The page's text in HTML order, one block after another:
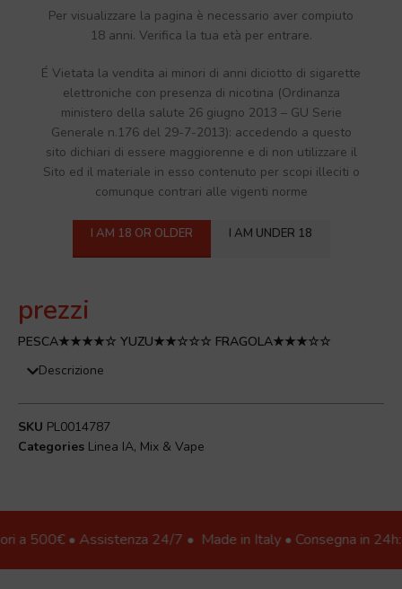
Per visualizzare la pagina è necessario aver compiuto
18 anni. Verifica la tua età per entrare.
É Vietata la vendita ai minori di anni diciotto di sigarette
elettroniche con presenza di nicotina (Ordinanza
ministero della salute 26 giugno 2013 – GU Serie
Generale n.176 del 29-7-2013): accedendo a questo
sito dichiari di essere maggiorenne e di non utilizzare il
Sito ed il materiale in esso contenuto per scopi illeciti o
comunque contrari alle vigenti norme
I AM 18 OR OLDER I AM UNDER 18
Click to enlarge
FRENESIA Mix & Vape [20+40]
Accedi per visualizzare i
prezzi
PESCA★★★★☆ YUZU★★☆☆☆ FRAGOLA★★★☆☆
Descrizione
SKU PL0014787
Categories Linea IA, Mix & Vape
500€ • Assistenza 24/7 •Made in Italy • Consegna in 24h: